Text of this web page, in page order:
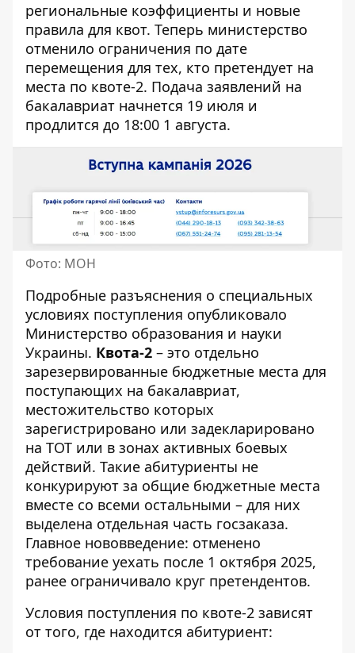
региональные коэффициенты и новые
правила для квот. Теперь министерство
отменило ограничения по дате
перемещения для тех, кто претендует на
места по квоте-2. Подача заявлений на
бакалавриат начнется 19 июля и
продлится до 18:00 1 августа.
Фото: МОН
Подробные разъяснения о специальных
условиях поступления опубликовало
Министерство образования и науки
Украины. Квота-2 – это отдельно
зарезервированные бюджетные места для
поступающих на бакалавриат,
местожительство которых
зарегистрировано или задекларировано
на ТОТ или в зонах активных боевых
действий. Такие абитуриенты не
конкурируют за общие бюджетные места
вместе со всеми остальными – для них
выделена отдельная часть госзаказа.
Главное нововведение: отменено
требование уехать после 1 октября 2025,
ранее ограничивало круг претендентов.
Условия поступления по квоте-2 зависят
от того, где находится абитуриент: